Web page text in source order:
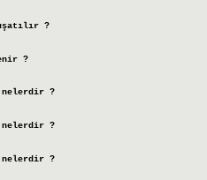
?
?
nelerdir ?
nelerdir ?
nelerdir ?